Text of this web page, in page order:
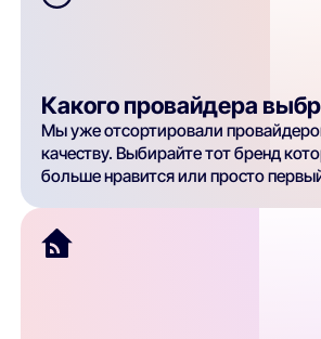
Какого провайдера
Мы уже отсортировали
качеству. Выбирайте тот бренд
больше нравится или просто